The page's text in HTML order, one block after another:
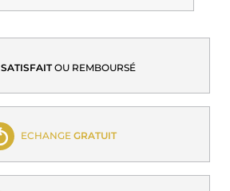
SATISFAITOU REMBOURSÉ
ECHANGE GRATUIT